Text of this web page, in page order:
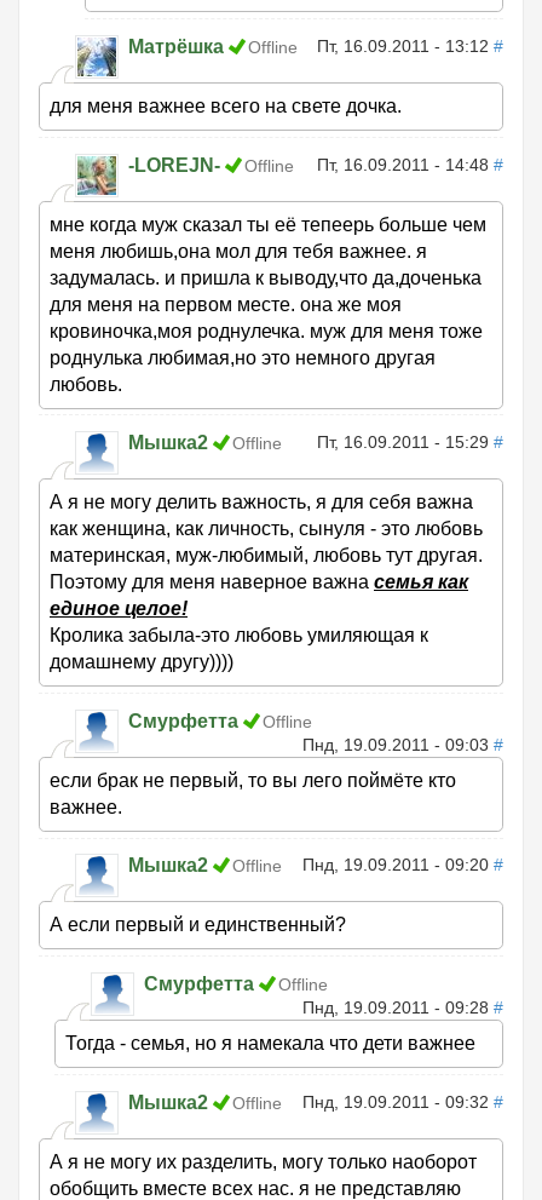
Матрёшка Offline Пт, 16.09.2011 - 13:12 #
для меня важнее всего на свете дочка.
-LOREJN- Offline Пт, 16.09.2011 - 14:48 #
мне когда муж сказал ты её тепеерь больше чем
меня любишь,она мол для тебя важнее. я
задумалась. и пришла к выводу,что да,доченька
для меня на первом месте. она же моя
кровиночка,моя роднулечка. муж для меня тоже
роднулька любимая,но это немного другая
любовь.
Мышка2 Offline Пт, 16.09.2011 - 15:29 #
А я не могу делить важность, я для себя важна
как женщина, как личность, сынуля - это любовь
материнская, муж-любимый, любовь тут другая.
Поэтому для меня наверное важна семья как
единое целое!
Кролика забыла-это любовь умиляющая к
домашнему другу))))
Смурфетта
Offline
Пнд, 19.09.2011 - 09:03 #
если брак не первый, то вы лего поймёте кто
важнее.
Мышка2 Offline Пнд, 19.09.2011 - 09:20 #
А если первый и единственный?
Смурфетта
Offline
Пнд, 19.09.2011 - 09:28 #
Тогда - семья, но я намекала что дети важнее
Мышка2 Offline Пнд, 19.09.2011 - 09:32 #
А я не могу их разделить, могу только наоборот
обобщить вместе всех нас. я не представляю